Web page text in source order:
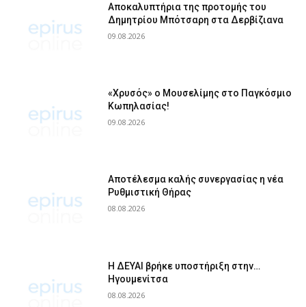
Αποκαλυπτήρια της προτομής του
Δημητρίου Μπότσαρη στα Δερβίζιανα
09.08.2026
«Χρυσός» ο Μουσελίμης στο Παγκόσμιο
Κωπηλασίας!
09.08.2026
Αποτέλεσμα καλής συνεργασίας η νέα
Ρυθμιστική Θήρας
08.08.2026
Η ΔΕΥΑΙ βρήκε υποστήριξη στην…
Ηγουμενίτσα
08.08.2026